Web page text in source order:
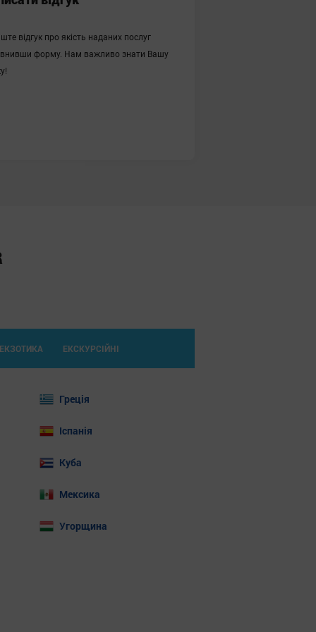
відгук про якість наданих послуг
форму. Нам важливо знати Вашу
ЕКЗОТИКА ЕКСКУРСІЙНІ
Греція
Іспанія
Куба
Мексика
Угорщина